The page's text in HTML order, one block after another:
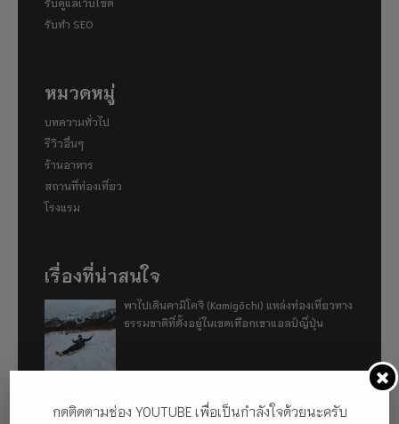
รับทำ SEO
หมวดหมู่
บทความทั่วไป
รีวิวอื่นๆ
ร้านอาหาร
สถานที่ท่องเที่ยว
โรงแรม
เรื่องที่น่าสนใจ
พาไปเดินคามิโคจิ (Kamigōchi) แหล่งท่องเที่ยวทาง
ธรรมชาติที่ตั้งอยู่ในเขตเทือกเขาแอลป์ญี่ปุ่น
อู่ฮั่น ฉันมา (ทำไม) แล้ว 2024
กดติดตามช่อง YOUTUBE เพื่อเป็นกำลังใจด้วยนะครับ